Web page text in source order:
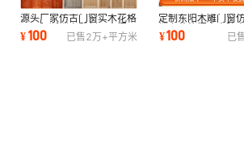
源头厂家仿古门窗实木花格
屏风隔断镂空雕刻原木门入
户实木门窗
¥100 已售2万+平方米
定制东阳木雕门窗
镂空花格门窗寺院
工程中式门窗
¥100 已